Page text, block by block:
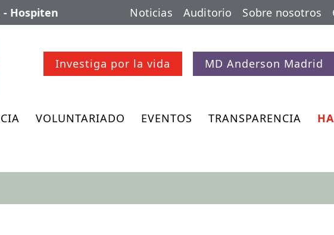
- Hospiten Sobre nosotros
Auditorio
Noticias
MD Anderson Madrid
Investiga por la vida
VOLUNTARIADO EVENTOS TRANSPARENCIA